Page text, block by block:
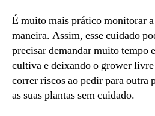
É muito mais prático monitorar
maneira. Assim, esse cuidado
precisar demandar muito tempo
cultiva e deixando o grower
correr riscos ao pedir para outra
as suas plantas sem cuidado.